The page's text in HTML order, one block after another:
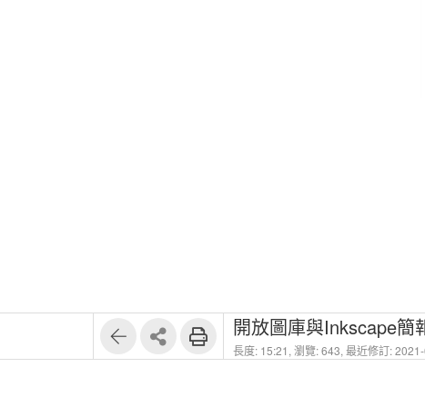
開放圖庫與Inkscape簡
長度: 15:21, 瀏覽: 643, 最近修訂: